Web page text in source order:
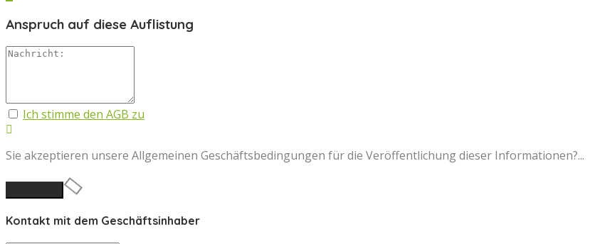
Anspruch auf diese Auflistung
Ich stimme den AGB zu
Sie akzeptieren unsere Allgemeinen Geschäftsbedingungen für die Veröffentlichung dieser Informationen?...
Kontakt mit dem Geschäftsinhaber